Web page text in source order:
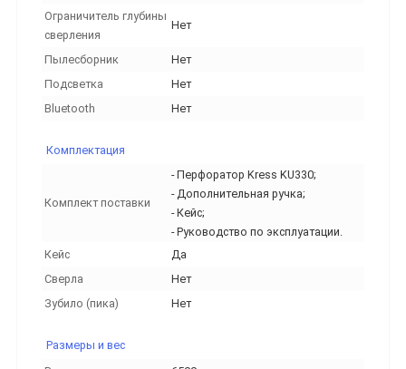
Ограничитель глубины
сверления
Нет
Пылесборник
Нет
Подсветка
Нет
Bluetooth
Нет
Комплектация
Комплект поставки
- Перфоратор Kress KU330;
- Дополнительная ручка;
- Кейс;
- Руководство по эксплуатации.
Кейс
Да
Сверла
Нет
Зубило (пика)
Нет
Размеры и вес